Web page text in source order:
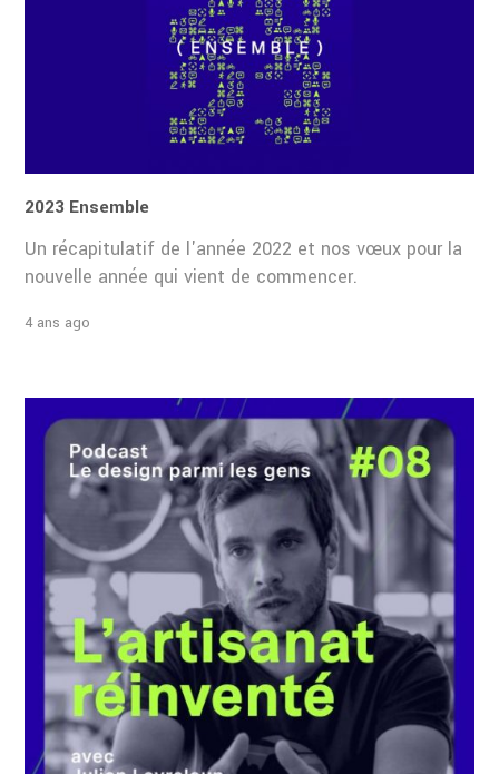
2023 Ensemble
Un récapitulatif de l'année 2022 et nos vœux pour la
nouvelle année qui vient de commencer.
4 ans ago